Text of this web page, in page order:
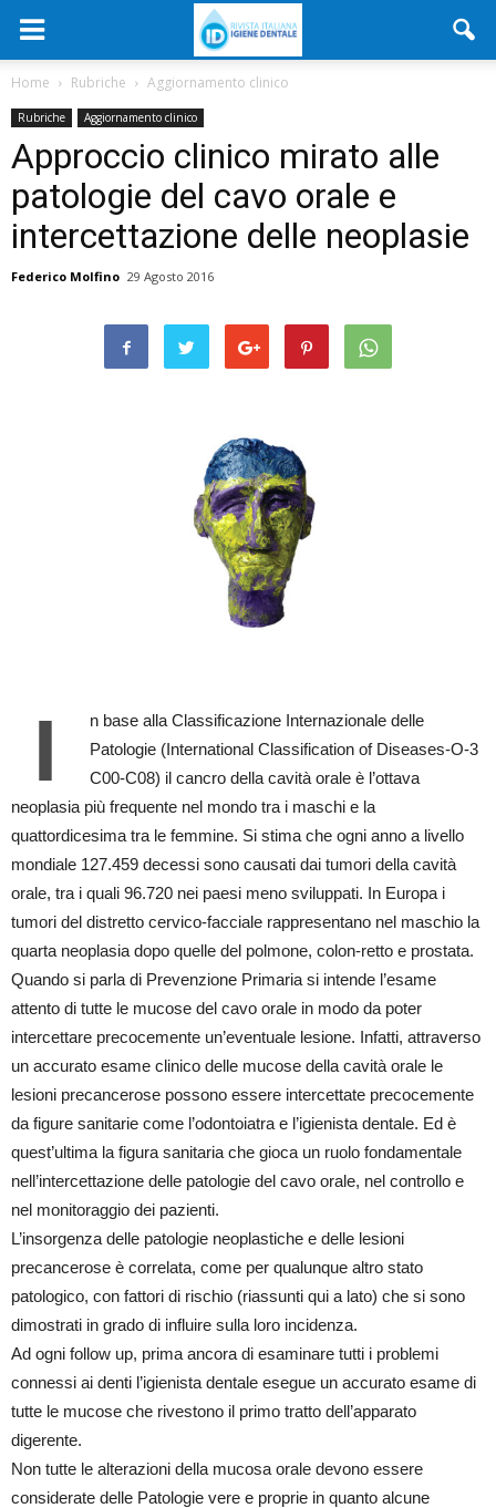
Home Rubriche Aggiornamento clinico
Rubriche Aggiornamento clinico
Approccio clinico mirato alle
patologie del cavo orale e
intercettazione delle neoplasie
Federico Molfino 29 Agosto 2016
I
n base alla Classificazione Internazionale delle
Patologie (International Classification of Diseases-O-3
C00-C08) il cancro della cavità orale è l’ottava
neoplasia più frequente nel mondo tra i maschi e la
quattordicesima tra le femmine. Si stima che ogni anno a livello
mondiale 127.459 decessi sono causati dai tumori della cavità
orale, tra i quali 96.720 nei paesi meno sviluppati. In Europa i
tumori del distretto cervico-facciale rappresentano nel maschio la
quarta neoplasia dopo quelle del polmone, colon-retto e prostata.
Quando si parla di Prevenzione Primaria si intende l’esame
attento di tutte le mucose del cavo orale in modo da poter
intercettare precocemente un’eventuale lesione. Infatti, attraverso
un accurato esame clinico delle mucose della cavità orale le
lesioni precancerose possono essere intercettate precocemente
da figure sanitarie come l’odontoiatra e l’igienista dentale. Ed è
quest’ultima la figura sanitaria che gioca un ruolo fondamentale
nell’intercettazione delle patologie del cavo orale, nel controllo e
nel monitoraggio dei pazienti.
L’insorgenza delle patologie neoplastiche e delle lesioni
precancerose è correlata, come per qualunque altro stato
patologico, con fattori di rischio (riassunti qui a lato) che si sono
dimostrati in grado di influire sulla loro incidenza.
Ad ogni follow up, prima ancora di esaminare tutti i problemi
connessi ai denti l’igienista dentale esegue un accurato esame di
tutte le mucose che rivestono il primo tratto dell’apparato
digerente.
Non tutte le alterazioni della mucosa orale devono essere
considerate delle Patologie vere e proprie in quanto alcune